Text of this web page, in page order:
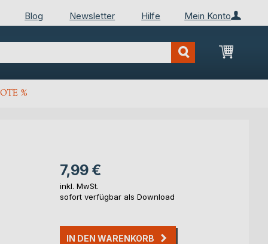
Mein Konto
Blog Newsletter Hilfe
Mein
%
7,99 €
inkl. MwSt.
sofort verfügbar als Download
IN DEN WARENKORB